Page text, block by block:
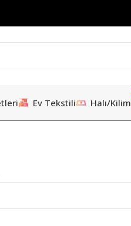
Ev Tekstili Halı/Kilim